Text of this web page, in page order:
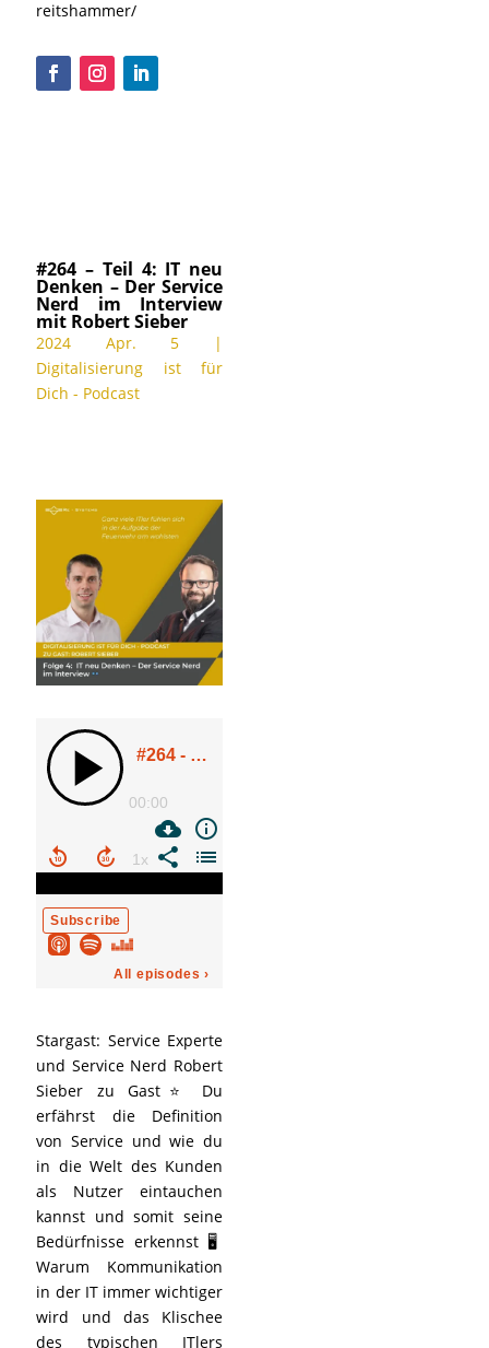
reitshammer/
#264 – Teil 4: IT neu
Denken – Der Service
Nerd im Interview
mit Robert Sieber
2024 Apr. 5 |
Digitalisierung ist für
Dich - Podcast
Stargast: Service Experte
und Service Nerd Robert
Sieber zu Gast⭐ Du
erfährst die Definition
von Service und wie du
in die Welt des Kunden
als Nutzer eintauchen
kannst und somit seine
Bedürfnisse erkennst 🖥️
Warum Kommunikation
in der IT immer wichtiger
wird und das Klischee
des typischen ITlers